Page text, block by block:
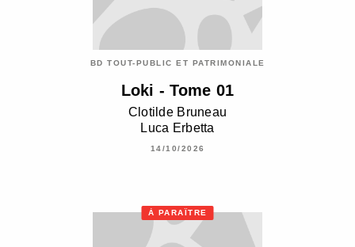
BD TOUT-PUBLIC ET PATRIMONIALE
Loki - Tome 01
Clotilde Bruneau
Luca Erbetta
14/10/2026
À PARAÎTRE